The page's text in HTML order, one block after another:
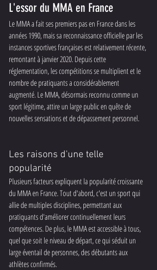
L'essor du MMA en France
Le MMA a fait ses premiers pas en France dans les
années 1990, mais sa reconnaissance officielle par les
instances sportives françaises est relativement récente,
remontant à janvier 2020. Depuis cette
réglementation, les compétitions se multiplient et le
nombre de pratiquants a considérablement
augmenté. Le MMA, désormais reconnu comme un
sport légitime, attire un large public en quête de
nouvelles sensations et de dépassement personnel.
Les raisons d'une telle
popularité
Plusieurs facteurs expliquent la popularité croissante
du MMA en France. Tout d'abord, c'est un sport qui
allie de multiples disciplines, permettant aux
pratiquants d'améliorer continuellement leurs
compétences. De plus, le MMA est accessible à tous,
quel que soit le niveau de départ, ce qui séduit un
large éventail de personnes, des débutants aux
athlètes confirmés.